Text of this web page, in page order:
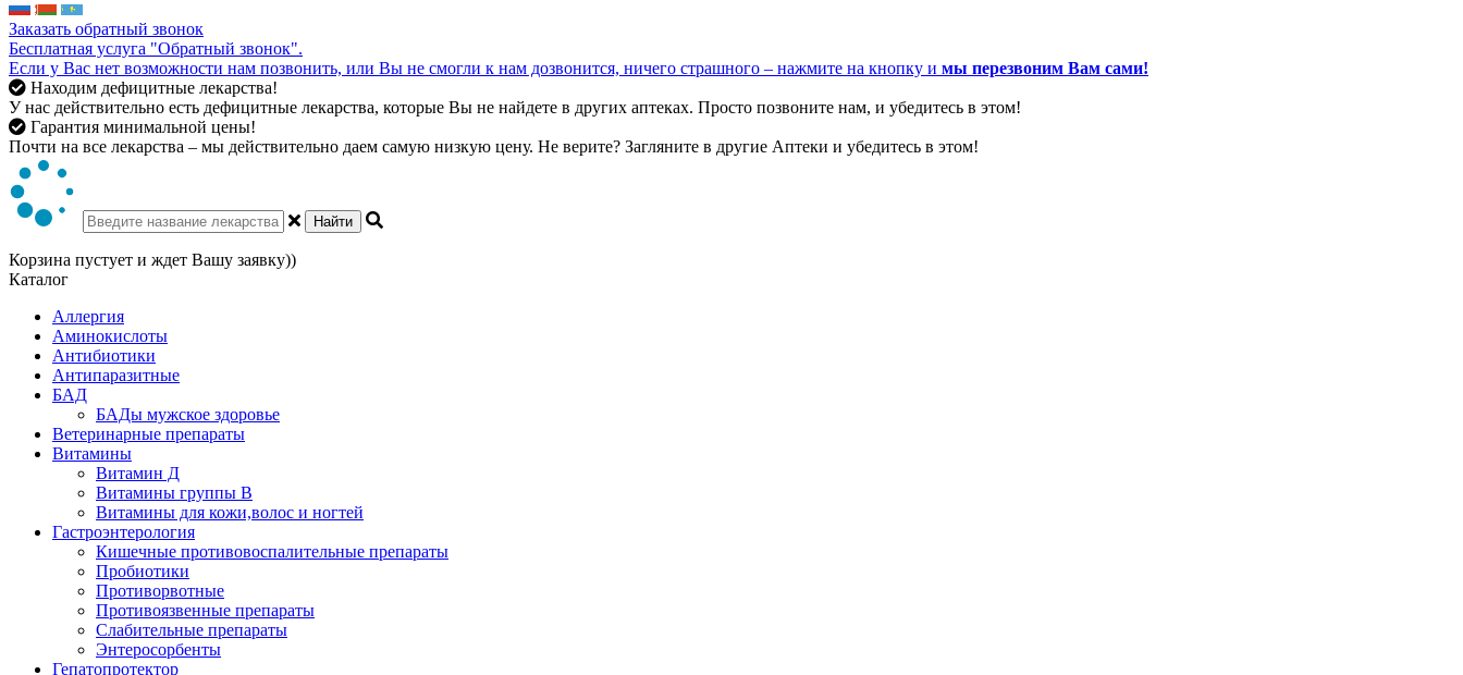
Заказать обратный звонок
Бесплатная услуга "Обратный звонок".
Если у Вас нет возможности нам позвонить, или Вы не смогли к нам дозвонится, ничего страшного – нажмите на кнопку и мы перезвоним Вам сами!
Находим дефицитные лекарства!
У нас действительно есть дефицитные лекарства, которые Вы не найдете в других аптеках. Просто позвоните нам, и убедитесь в этом!
Гарантия минимальной цены!
Почти на все лекарства – мы действительно даем самую низкую цену. Не верите? Загляните в другие Аптеки и убедитесь в этом!
Найти
Корзина пустует и ждет Вашу заявку))
Каталог
Аллергия
Аминокислоты
Антибиотики
Антипаразитные
БАД
БАДы мужское здоровье
Ветеринарные препараты
Витамины
Витамин Д
Витамины группы В
Витамины для кожи,волос и ногтей
Гастроэнтерология
Кишечные противовоспалительные препараты
Пробиотики
Противорвотные
Противоязвенные препараты
Слабительные препараты
Энтеросорбенты
Гепатопротектор